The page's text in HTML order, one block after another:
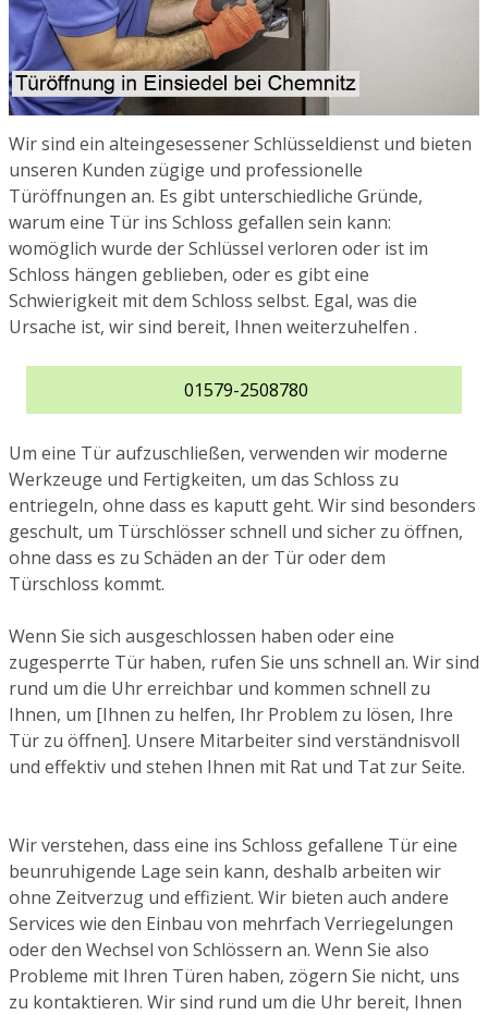
Wir sind ein alteingesessener Schlüsseldienst und bieten
unseren Kunden zügige und professionelle
Türöffnungen an. Es gibt unterschiedliche Gründe,
warum eine Tür ins Schloss gefallen sein kann:
womöglich wurde der Schlüssel verloren oder ist im
Schloss hängen geblieben, oder es gibt eine
Schwierigkeit mit dem Schloss selbst. Egal, was die
Ursache ist, wir sind bereit, Ihnen weiterzuhelfen .
01579-2508780
Um eine Tür aufzuschließen, verwenden wir moderne
Werkzeuge und Fertigkeiten, um das Schloss zu
entriegeln, ohne dass es kaputt geht. Wir sind besonders
geschult, um Türschlösser schnell und sicher zu öffnen,
ohne dass es zu Schäden an der Tür oder dem
Türschloss kommt.
Wenn Sie sich ausgeschlossen haben oder eine
zugesperrte Tür haben, rufen Sie uns schnell an. Wir sind
rund um die Uhr erreichbar und kommen schnell zu
Ihnen, um [Ihnen zu helfen, Ihr Problem zu lösen, Ihre
Tür zu öffnen]. Unsere Mitarbeiter sind verständnisvoll
und effektiv und stehen Ihnen mit Rat und Tat zur Seite.
Wir verstehen, dass eine ins Schloss gefallene Tür eine
beunruhigende Lage sein kann, deshalb arbeiten wir
ohne Zeitverzug und effizient. Wir bieten auch andere
Services wie den Einbau von mehrfach Verriegelungen
oder den Wechsel von Schlössern an. Wenn Sie also
Probleme mit Ihren Türen haben, zögern Sie nicht, uns
zu kontaktieren. Wir sind rund um die Uhr bereit, Ihnen